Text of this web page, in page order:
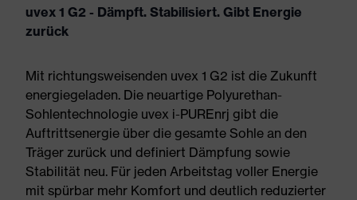
uvex 1 G2 - Dämpft. Stabilisiert. Gibt Energie
zurück
Mit richtungsweisenden uvex 1 G2 ist die Zukunft
energiegeladen. Die neuartige Polyurethan-
Sohlentechnologie uvex i-PUREnrj gibt die
Auftrittsenergie über die gesamte Sohle an den
Träger zurück und definiert Dämpfung sowie
Stabilität neu. Für jeden Arbeitstag voller Energie
mit spürbar mehr Komfort und deutlich reduzierter